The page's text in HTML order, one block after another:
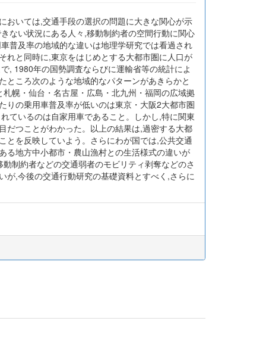
おいては,交通手段の選択の問題に大きな関心が示
ない状況にある人々,移動制約者の空間行動に関心
普及率の地域的な違いは地理学研究では看過され
れと同時に,東京をはじめとする大都市圏に人口が
, 1980年の国勢調査ならびに運輸省等の統計によ
ころ次のような地域的なパターンがあきらかと
幌・仙台・名古屋・広島・北九州・福岡の広域拠
りの乗用車普及率が低いのは東京・大阪2大都市圏
ているのは自家用車であること。しかし,特に関東
だつことがわかった。以上の結果は,過密する大都
を反映していよう。さらにわが国では,公共交通
る地方中小都市・農山漁村との生活様式の違いが
制約者などの交通弱者のモビリティ剥奪などのさ
が,今後の交通行動研究の基礎資料とすべく,さらに